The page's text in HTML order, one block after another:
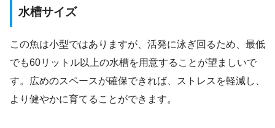
水槽サイズ
この魚は小型ではありますが、活発に泳ぎ回るため、最低
でも60リットル以上の水槽を用意することが望ましいで
す。広めのスペースが確保できれば、ストレスを軽減し、
より健やかに育てることができます。